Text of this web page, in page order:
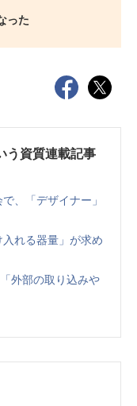
った
う資質連載記事
、「デザイナー」
れる器量」が求め
外部の取り込みや